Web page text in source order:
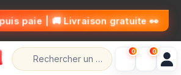
👀 Ouvre, essaie, puis paie | 🚚 Livraison gratuite
0 0